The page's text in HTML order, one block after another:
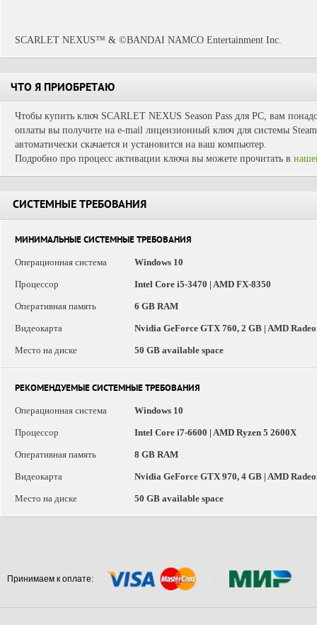
SCARLET NEXUS™ & ©BANDAI NAMCO Entertainment Inc.
ЧТО Я ПРИОБРЕТАЮ
Чтобы купить ключ SCARLET NEXUS Season Pass для PC, вам
оплаты вы получите на e-mail лицензионный ключ для системы
автоматически скачается и установится на ваш компьютер.
Подробно про процесс активации ключа вы можете прочитать в
СИСТЕМНЫЕ ТРЕБОВАНИЯ
МИНИМАЛЬНЫЕ СИСТЕМНЫЕ ТРЕБОВАНИЯ
Операционная система
Windows 10
Процессор Intel Core i5-3470 | AMD FX-8350
Оперативная память 6 GB RAM
Видеокарта Nvidia GeForce GTX 760, 2 GB | AMD
Место на диске 50 GB available space
РЕКОМЕНДУЕМЫЕ СИСТЕМНЫЕ ТРЕБОВАНИЯ
Операционная система
Windows 10
Процессор Intel Core i7-6600 | AMD Ryzen 5 2600X
Оперативная память 8 GB RAM
Видеокарта Nvidia GeForce GTX 970, 4 GB | AMD
Место на диске 50 GB available space
Принимаем к оплате: